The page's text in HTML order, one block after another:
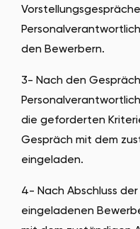
ökologischer
Arbeitsumfeld:
den Bewerbern.
3- Nach den
die geforderten
Gespräch mit dem
eingeladen.
4- Nach Abschluss
eingeladenen